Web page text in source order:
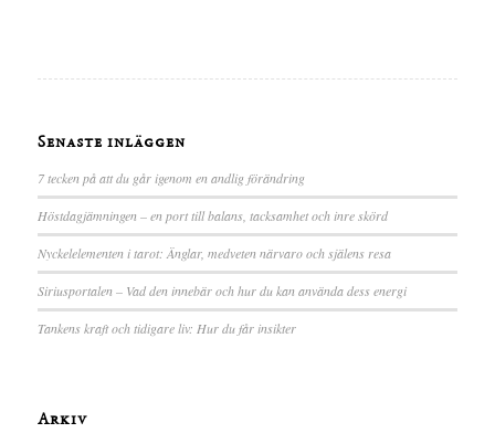
Senaste inläggen
7 tecken på att du går igenom en andlig förändring
Höstdagjämningen – en port till balans, tacksamhet och inre skörd
Nyckelelementen i tarot: Änglar, medveten närvaro och själens resa
Siriusportalen – Vad den innebär och hur du kan använda dess energi
Tankens kraft och tidigare liv: Hur du får insikter
Arkiv